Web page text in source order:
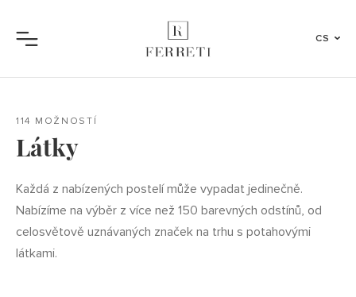
Menu
CS
114 MOŽNOSTÍ
Látky
Každá z nabízených postelí může vypadat jedinečně.
Nabízíme na výběr z více než 150 barevných odstínů, od
celosvětově uznávaných značek na trhu s potahovými
látkami.